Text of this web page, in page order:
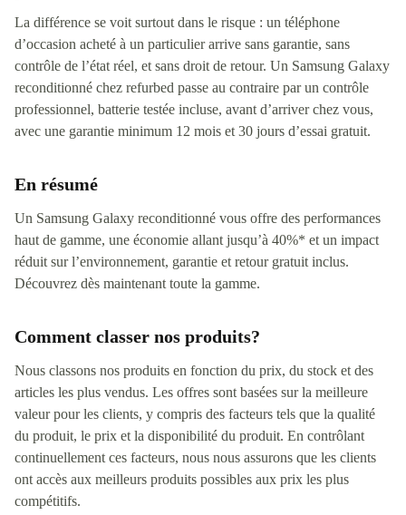
La différence se voit surtout dans le risque : un téléphone
d’occasion acheté à un particulier arrive sans garantie, sans
contrôle de l’état réel, et sans droit de retour. Un Samsung Galaxy
reconditionné chez refurbed passe au contraire par un contrôle
professionnel, batterie testée incluse, avant d’arriver chez vous,
avec une garantie minimum 12 mois et 30 jours d’essai gratuit.
En résumé
Un Samsung Galaxy reconditionné vous offre des performances
haut de gamme, une économie allant jusqu’à 40%* et un impact
réduit sur l’environnement, garantie et retour gratuit inclus.
Découvrez dès maintenant toute la gamme.
Comment classer nos produits?
Nous classons nos produits en fonction du prix, du stock et des
articles les plus vendus. Les offres sont basées sur la meilleure
valeur pour les clients, y compris des facteurs tels que la qualité
du produit, le prix et la disponibilité du produit. En contrôlant
continuellement ces facteurs, nous nous assurons que les clients
ont accès aux meilleurs produits possibles aux prix les plus
compétitifs.